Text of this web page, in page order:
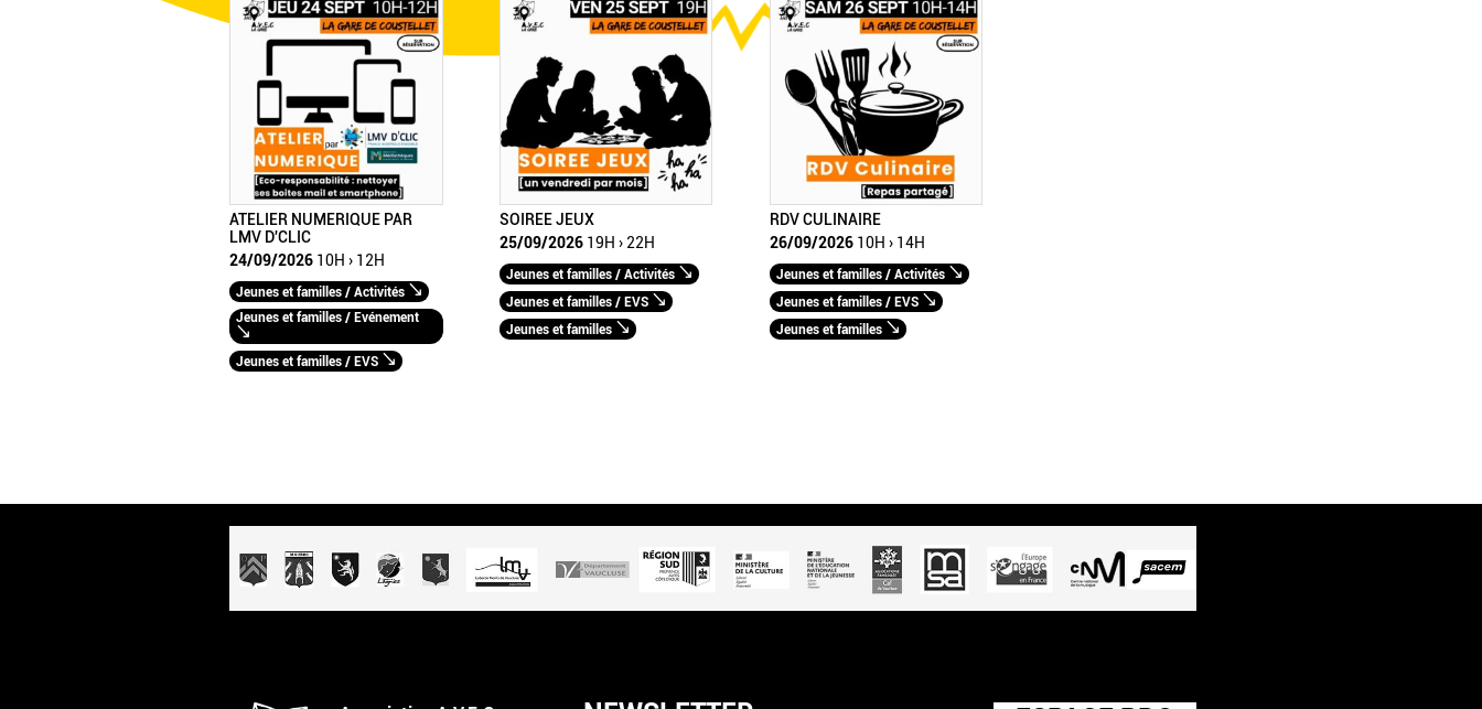
ATELIER NUMERIQUE PAR
LMV D'CLIC
24/09/2026 10H › 12H
Jeunes et familles / Activités
Jeunes et familles / Evénement
Jeunes et familles / EVS
SOIREE JEUX
25/09/2026 19H › 22H
Jeunes et familles / Activités
Jeunes et familles / EVS
Jeunes et familles
RDV CULINAIRE
26/09/2026 10H › 14H
Jeunes et familles / Activités
Jeunes et familles / EVS
Jeunes et familles